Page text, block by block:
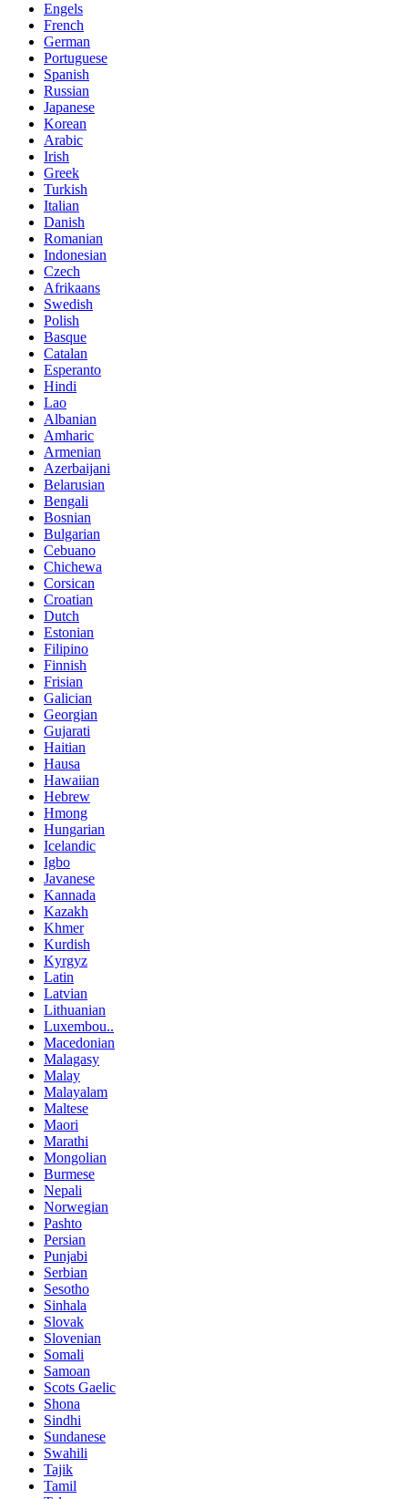
Engels
French
German
Portuguese
Spanish
Russian
Japanese
Korean
Arabic
Irish
Greek
Turkish
Italian
Danish
Romanian
Indonesian
Czech
Afrikaans
Swedish
Polish
Basque
Catalan
Esperanto
Hindi
Lao
Albanian
Amharic
Armenian
Azerbaijani
Belarusian
Bengali
Bosnian
Bulgarian
Cebuano
Chichewa
Corsican
Croatian
Dutch
Estonian
Filipino
Finnish
Frisian
Galician
Georgian
Gujarati
Haitian
Hausa
Hawaiian
Hebrew
Hmong
Hungarian
Icelandic
Igbo
Javanese
Kannada
Kazakh
Khmer
Kurdish
Kyrgyz
Latin
Latvian
Lithuanian
Luxembou..
Macedonian
Malagasy
Malay
Malayalam
Maltese
Maori
Marathi
Mongolian
Burmese
Nepali
Norwegian
Pashto
Persian
Punjabi
Serbian
Sesotho
Sinhala
Slovak
Slovenian
Somali
Samoan
Scots Gaelic
Shona
Sindhi
Sundanese
Swahili
Tajik
Tamil